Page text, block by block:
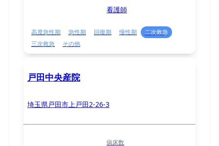
看護師
高度急性期 急性期 回復期 慢性期
二次救急
三次救急
その他
戸田中央産院
埼玉県戸田市上戸田2-26-3
病床数